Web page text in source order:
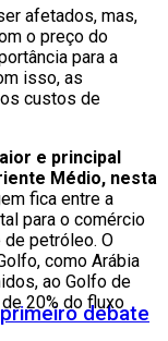
debate
afetados, mas,
o preço do
para a
isso, as
custos de
e principal
Médio, nesta
fica entre a
para o comércio
de petróleo. O
como Arábia
ao Golfo de
20% do fluxo